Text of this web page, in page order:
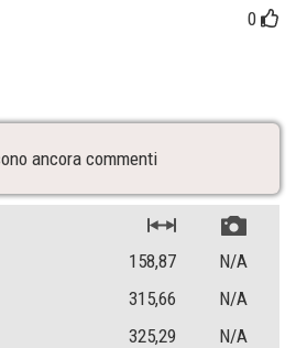
0
ancora commenti
158,87
N/A
315,66
N/A
325,29
N/A